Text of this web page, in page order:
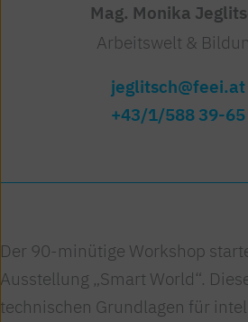
Mag. Monika
Arbeitswelt &
jeglitsch@feei.at
+43/1/588 39-65
Der 90-minütige Workshop
Ausstellung „Smart World“.
technischen Grundlagen für